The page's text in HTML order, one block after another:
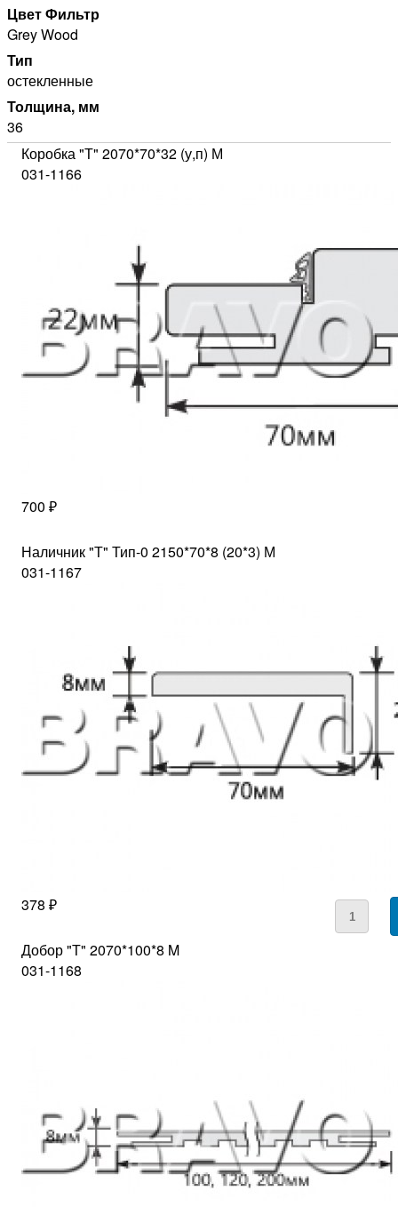
Цвет Фильтр
Grey Wood
Тип
остекленные
Толщина, мм
36
Коробка "Т" 2070*70*32 (у,п) М
031-1166
700 ₽
Наличник "Т" Тип-0 2150*70*8 (20*3) М
031-1167
378 ₽
Добор "Т" 2070*100*8 M
031-1168